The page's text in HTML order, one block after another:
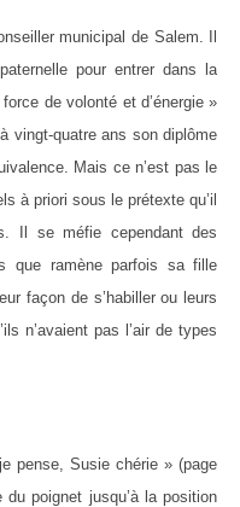
municipal de Salem. Il
pour entrer dans la
de volonté et d’énergie »
vingt-quatre ans son diplôme
Mais ce n’est pas le
à priori sous le prétexte qu’il
Il se méfie cependant des
que ramène parfois sa fille
façon de s’habiller ou leurs
n’avaient pas l’air de types
pense, Susie chérie » (page
poignet jusqu’à la position